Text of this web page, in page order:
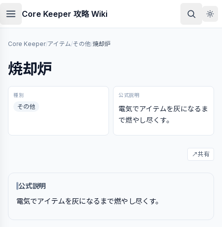
Core Keeper 攻略 Wiki
Core Keeper/アイテム/その他/焼却炉
焼却炉
種別
その他
公式説明
電気でアイテムを灰になるま
で燃やし尽くす。
↗共有
公式説明
電気でアイテムを灰になるまで燃やし尽くす。